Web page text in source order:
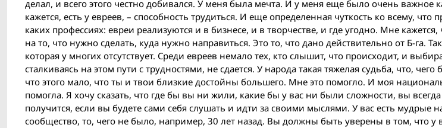
делал, и всего этого честно добивался. У меня была мечта. И у меня еще было очень важное
кажется, есть у евреев, – способность трудиться. И еще определенная чуткость ко всему,
каких профессиях: евреи реализуются и в бизнесе, и в творчестве, и где угодно. Мне
на то, что нужно сделать, куда нужно направиться. Это то, что дано действительно от Б-га.
которая у многих отсутствует. Среди евреев немало тех, кто слышит, что происходит, и
сталкиваясь на этом пути с трудностями, не сдается. У народа такая тяжелая судьба, что,
что этого мало, что ты и твои близкие достойны большего. Мне это помогло. И моя
помогла. Я хочу сказать, что где бы вы ни жили, какие бы у вас ни были сложности, вы
получится, если вы будете сами себя слушать и идти за своими мыслями. У вас есть мудрые
сообщество, то, чего не было, например, 30 лет назад. Вы должны быть уверены в том, что у